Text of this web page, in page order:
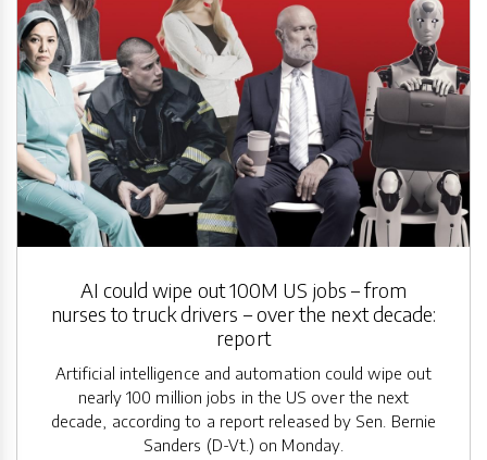
AI could wipe out 100M US jobs – from
nurses to truck drivers – over the next decade:
report
Artificial intelligence and automation could wipe out
nearly 100 million jobs in the US over the next
decade, according to a report released by Sen. Bernie
Sanders (D-Vt.) on Monday.